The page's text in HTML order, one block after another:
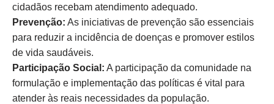
cidadãos recebam atendimento adequado.
Prevenção: As iniciativas de prevenção são essenciais
para reduzir a incidência de doenças e promover estilos
de vida saudáveis.
Participação Social: A participação da comunidade na
formulação e implementação das políticas é vital para
atender às reais necessidades da população.